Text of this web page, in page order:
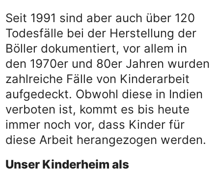
Seit 1991 sind aber auch über 120
Todesfälle bei der Herstellung der
Böller dokumentiert, vor allem in
den 1970er und 80er Jahren wurden
zahlreiche Fälle von Kinderarbeit
aufgedeckt. Obwohl diese in Indien
verboten ist, kommt es bis heute
immer noch vor, dass Kinder für
diese Arbeit herangezogen werden.
Unser Kinderheim als